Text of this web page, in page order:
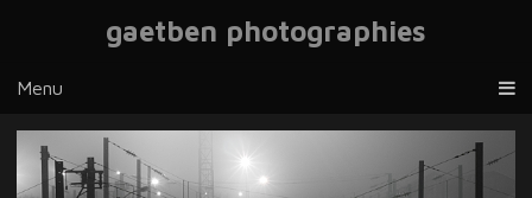
gaetben photographies
Menu